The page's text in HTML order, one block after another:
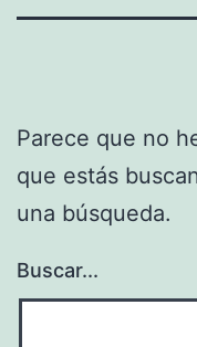
Parece que no
que estás
una búsqueda.
Buscar...